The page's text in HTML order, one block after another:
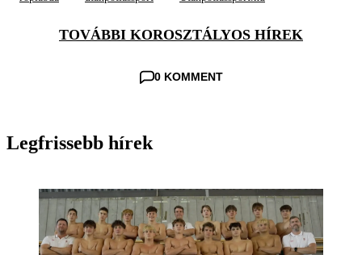
TOVÁBBI KOROSZTÁLYOS HÍREK
0 KOMMENT
Legfrissebb hírek